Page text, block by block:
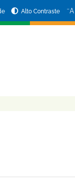
Alto Contraste −A